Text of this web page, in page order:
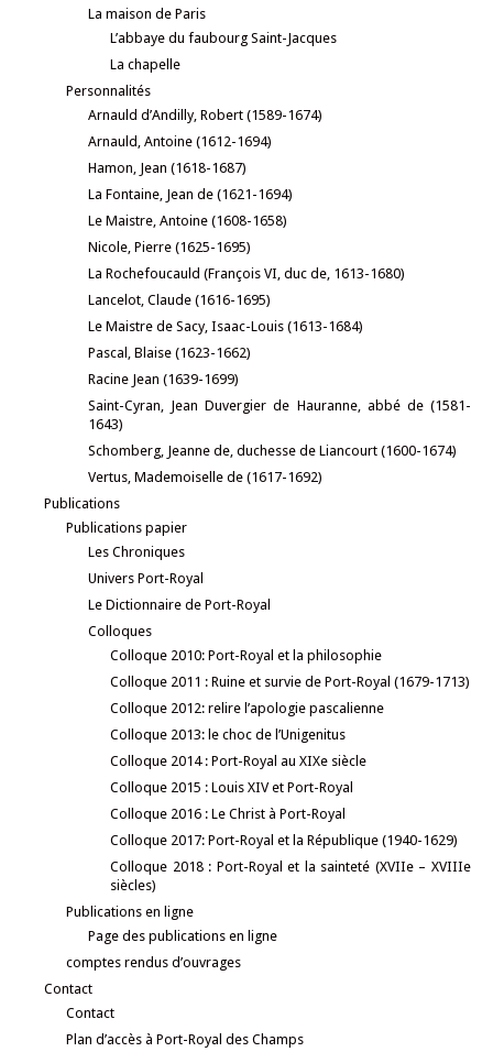
La maison de Paris
L’abbaye du faubourg Saint-Jacques
La chapelle
Personnalités
Arnauld d’Andilly, Robert (1589-1674)
Arnauld, Antoine (1612-1694)
Hamon, Jean (1618-1687)
La Fontaine, Jean de (1621-1694)
Le Maistre, Antoine (1608-1658)
Nicole, Pierre (1625-1695)
La Rochefoucauld (François VI, duc de, 1613-1680)
Lancelot, Claude (1616-1695)
Le Maistre de Sacy, Isaac-Louis (1613-1684)
Pascal, Blaise (1623-1662)
Racine Jean (1639-1699)
Saint-Cyran, Jean Duvergier de Hauranne, abbé de (1581-
1643)
Schomberg, Jeanne de, duchesse de Liancourt (1600-1674)
Vertus, Mademoiselle de (1617-1692)
Publications
Publications papier
Les Chroniques
Univers Port-Royal
Le Dictionnaire de Port-Royal
Colloques
Colloque 2010: Port-Royal et la philosophie
Colloque 2011 : Ruine et survie de Port-Royal (1679-1713)
Colloque 2012: relire l’apologie pascalienne
Colloque 2013: le choc de l’Unigenitus
Colloque 2014 : Port-Royal au XIXe siècle
Colloque 2015 : Louis XIV et Port-Royal
Colloque 2016 : Le Christ à Port-Royal
Colloque 2017: Port-Royal et la République (1940-1629)
Colloque 2018 : Port-Royal et la sainteté (XVIIe – XVIIIe
siècles)
Publications en ligne
Page des publications en ligne
comptes rendus d’ouvrages
Contact
Contact
Plan d’accès à Port-Royal des Champs